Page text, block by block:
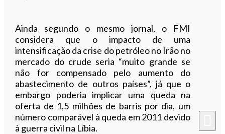
Ainda segundo o mesmo jornal, o FMI
considera que o impacto de uma
intensificação da crise do petróleo no Irão no
mercado do crude seria “muito grande se
não for compensado pelo aumento do
abastecimento de outros países”, já que o
embargo poderia implicar uma queda na
oferta de 1,5 milhões de barris por dia, um
número comparável à queda em 2011 devido
à guerra civil na Líbia.